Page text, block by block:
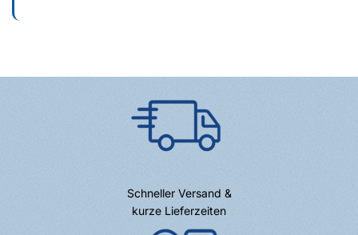
Schneller Versand &
kurze Lieferzeiten